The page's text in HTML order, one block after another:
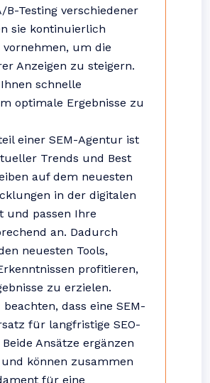
B-Testing verschiedener
sie kontinuierlich
vornehmen, um die
Anzeigen zu steigern.
schnelle
optimale Ergebnisse zu
einer SEM-Agentur ist
Trends und Best
auf dem neuesten
in der digitalen
und passen Ihre
an. Dadurch
neuesten Tools,
profitieren,
zu erzielen.
dass eine SEM-
für langfristige SEO-
Ansätze ergänzen
können zusammen
für eine